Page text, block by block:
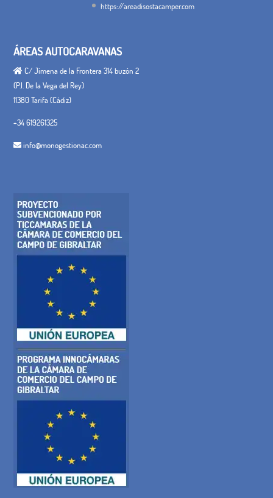
https://areadisostacamper.com
ÁREAS AUTOCARAVANAS
C/ Jimena de la Frontera 314 buzón 2
(P.I. De la Vega del Rey)
11380 Tarifa (Cádiz)
+34 619261325
info@monogestionac.com